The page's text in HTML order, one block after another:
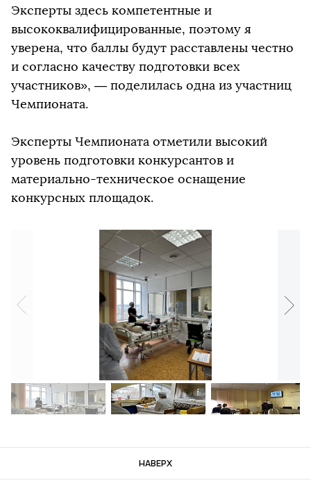
Эксперты здесь компетентные и
высококвалифицированные, поэтому я
уверена, что баллы будут расставлены честно
и согласно качеству подготовки всех
участников», — поделилась одна из участниц
Чемпионата.
Эксперты Чемпионата отметили высокий
уровень подготовки конкурсантов и
материально-техническое оснащение
конкурсных площадок.
НАВЕРХ